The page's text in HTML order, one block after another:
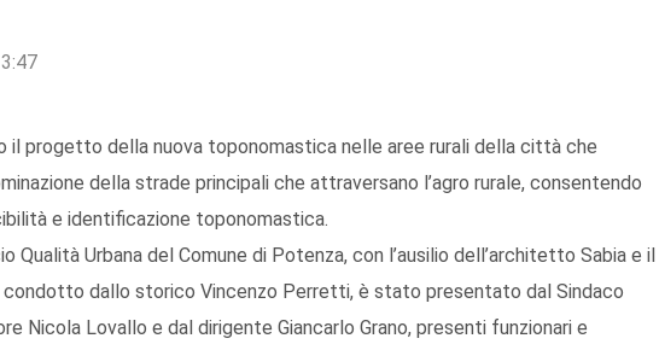
il progetto della nuova toponomastica nelle aree rurali della città che
della strade principali che attraversano l’agro rurale, consentendo
e identificazione toponomastica.
Qualità Urbana del Comune di Potenza, con l’ausilio dell’architetto Sabia e il
dallo storico Vincenzo Perretti, è stato presentato dal Sindaco
Nicola Lovallo e dal dirigente Giancarlo Grano, presenti funzionari e